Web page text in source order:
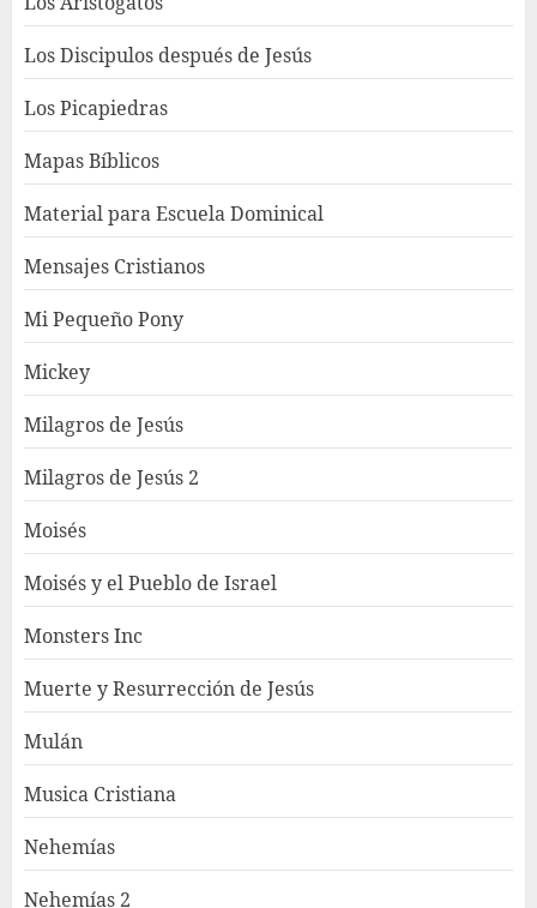
Los Discipulos después de Jesús
Los Picapiedras
Mapas Bíblicos
Material para Escuela Dominical
Mensajes Cristianos
Mi Pequeño Pony
Mickey
Milagros de Jesús
Milagros de Jesús 2
Moisés
Moisés y el Pueblo de Israel
Monsters Inc
Muerte y Resurrección de Jesús
Mulán
Musica Cristiana
Nehemías
Nehemías 2